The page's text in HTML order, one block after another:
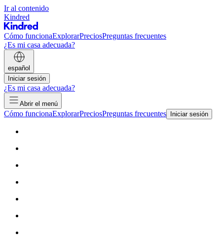
Ir al contenido
Kindred
Cómo funcionaExplorarPreciosPreguntas frecuentes
¿Es mi casa adecuada?
español
Iniciar sesión
¿Es mi casa adecuada?
Abrir el menú
Cómo funcionaExplorarPreciosPreguntas frecuentes Iniciar sesión